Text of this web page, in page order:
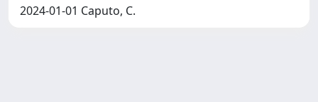
2024-01-01 Caputo, C.